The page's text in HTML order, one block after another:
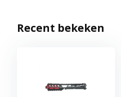
Recent bekeken